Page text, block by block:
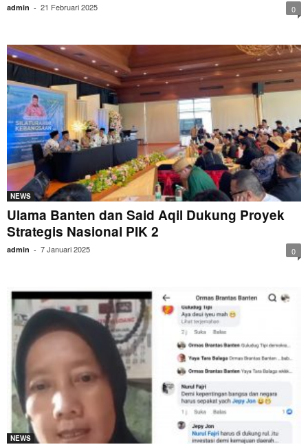
admin - 21 Februari 2025 0
NEWS
Ulama Banten dan Said Aqil Dukung Proyek
Strategis Nasional PIK 2
admin - 7 Januari 2025 0
NEWS